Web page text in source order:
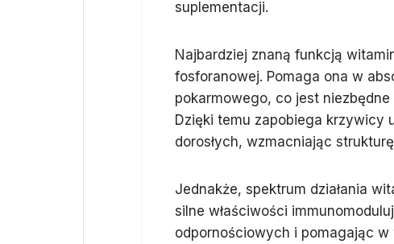
suplementacji.
Najbardziej znaną funkcją
fosforanowej. Pomaga ona w
pokarmowego, co jest
Dzięki temu zapobiega krzywicy
dorosłych, wzmacniając
Jednakże, spektrum działania
silne właściwości
odpornościowych i pomagając